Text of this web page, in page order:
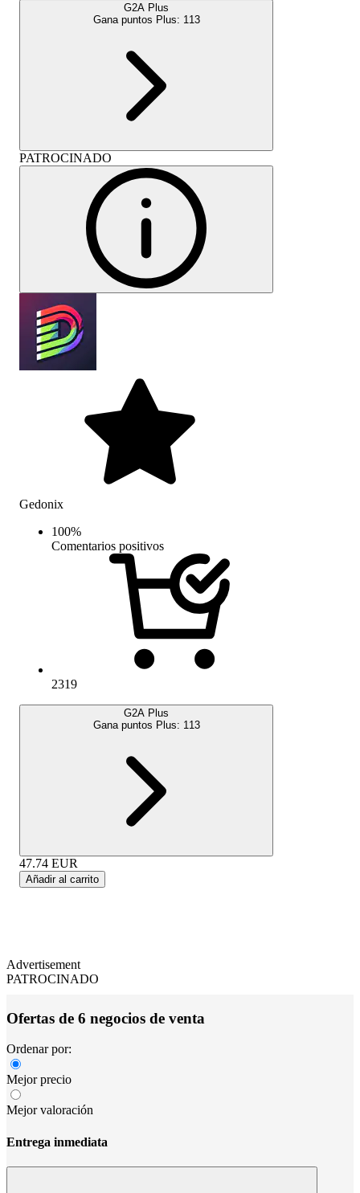
G2A Plus
Gana puntos Plus: 113
PATROCINADO
Gedonix
100%
Comentarios positivos
2319
G2A Plus
Gana puntos Plus: 113
47.74 EUR
Añadir al carrito
Advertisement
PATROCINADO
Ofertas de 6 negocios de venta
Ordenar por:
Mejor precio
Mejor valoración
Entrega inmediata